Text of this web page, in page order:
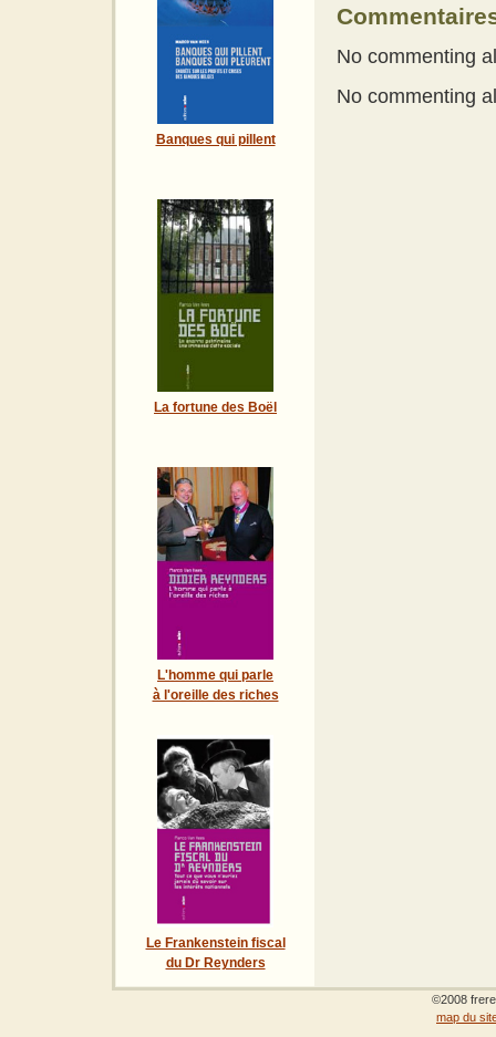
Banques qui pillent
La fortune des Boël
L'homme qui parle
à l'oreille des riches
Le Frankenstein fiscal
du Dr Reynders
No commenting
No commenting
©2008
map du